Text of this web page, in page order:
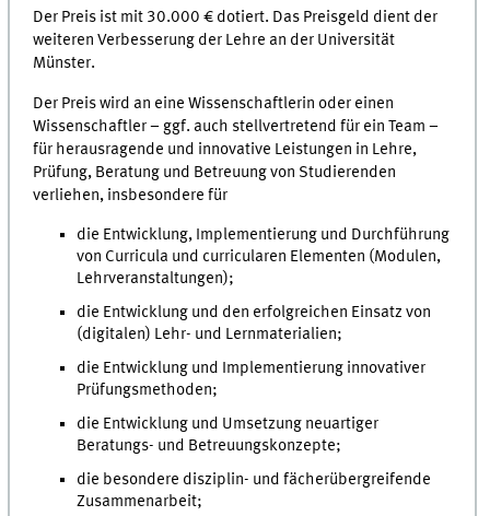
Der Preis ist mit 30.000 € dotiert. Das Preisgeld dient der
weiteren Verbesserung der Lehre an der Universität
Münster.
Der Preis wird an eine Wissenschaftlerin oder einen
Wissenschaftler – ggf. auch stellvertretend für ein Team –
für herausragende und innovative Leistungen in Lehre,
Prüfung, Beratung und Betreuung von Studierenden
verliehen, insbesondere für
die Entwicklung, Implementierung und Durchführung
von Curricula und curricularen Elementen (Modulen,
Lehrveranstaltungen);
die Entwicklung und den erfolgreichen Einsatz von
(digitalen) Lehr- und Lernmaterialien;
die Entwicklung und Implementierung innovativer
Prüfungsmethoden;
die Entwicklung und Umsetzung neuartiger
Beratungs- und Betreuungskonzepte;
die besondere disziplin- und fächerübergreifende
Zusammenarbeit;